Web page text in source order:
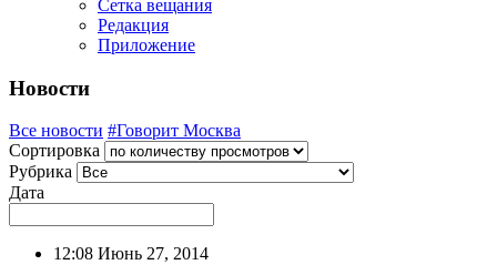
Сетка вещания
Редакция
Приложение
Новости
Все новости #Говорит Москва
Сортировка
Рубрика
Дата
12:08 Июнь 27, 2014